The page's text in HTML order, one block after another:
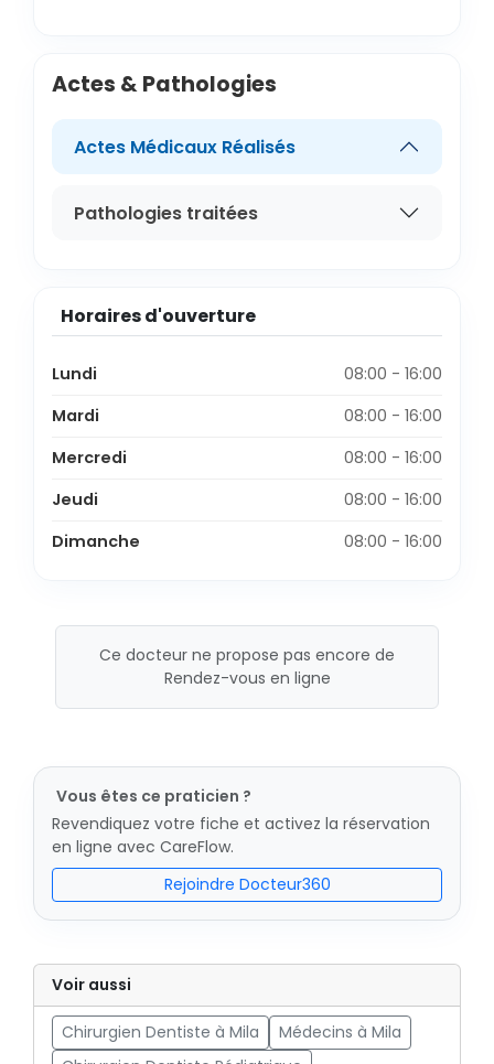
Actes & Pathologies
Actes Médicaux Réalisés
Pathologies traitées
Horaires d'ouverture
Lundi
08:00 - 16:00
Mardi
08:00 - 16:00
Mercredi
08:00 - 16:00
Jeudi
08:00 - 16:00
Dimanche
08:00 - 16:00
Ce docteur ne propose pas encore de
Rendez-vous en ligne
Vous êtes ce praticien ?
Revendiquez votre fiche et activez la réservation
en ligne avec CareFlow.
Rejoindre Docteur360
Voir aussi
Chirurgien Dentiste à Mila
Médecins à Mila